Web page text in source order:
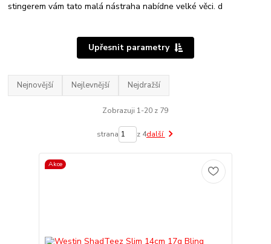
stingerem vám tato malá nástraha nabídne velké věci. d
Upřesnit parametry
Nejnovější Nejlevnější Nejdražší
Zobrazuji 1-20 z 79
strana z 4další
Akce